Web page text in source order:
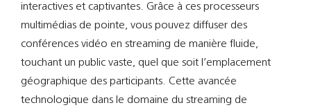
interactives et captivantes. Grâce à ces processeurs
multimédias de pointe, vous pouvez diffuser des
conférences vidéo en streaming de manière fluide,
touchant un public vaste, quel que soit l’emplacement
géographique des participants. Cette avancée
technologique dans le domaine du streaming de